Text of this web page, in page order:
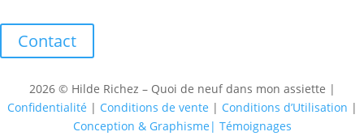
Contact
2026 © Hilde Richez – Quoi de neuf dans mon assiette |
Confidentialité | Conditions de vente | Conditions d’Utilisation |
Conception & Graphisme| Témoignages